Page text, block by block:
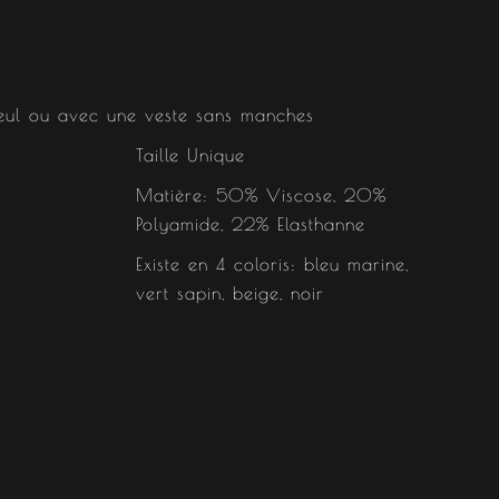
ou avec une veste sans manches
Taille Unique
Matière: 50% Viscose, 20%
Polyamide, 22% Elasthanne
Existe en 4 coloris: bleu marine,
vert sapin, beige, noir